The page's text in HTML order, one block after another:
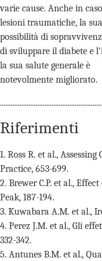
varie cause. Anche in
lesioni traumatiche, la
possibilità di
di sviluppare il diabete e
la sua salute generale è
notevolmente migliorato.
Riferimenti
1. Ross R. et al.,
Practice, 653-699.
2. Brewer C.P. et al.,
Peak, 187-194.
3. Kuwabara A.M. et al.,
4. Perez J.M. et al., Gli
332-342.
5. Antunes B.M. et al.,